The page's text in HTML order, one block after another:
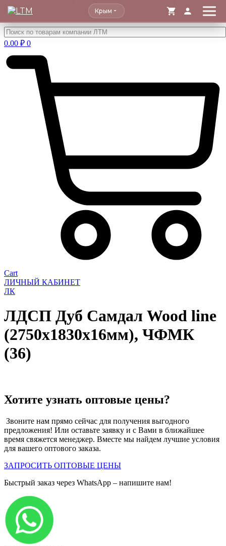
Перейти
к
содержимому
Крым
0.00 ₽ 0
Cart
ЛИЧНЫЙ КАБИНЕТ
ЛК
ЛДСП Дуб Самдал Wood line
(2750х1830х16мм), ЧФМК
(36)
Хотите узнать оптовые цены?
Звоните нам прямо сейчас для получения выгодного
предложения! Или оставьте заявку и с Вами в ближайшее
время свяжется менеджер. Вместе мы найдем лучшие условия
для вашего оптового заказа.
ЗАПРОСИТЬ ОПТОВЫЕ ЦЕНЫ
Быстрый заказ через WhatsApp – напишите нам!